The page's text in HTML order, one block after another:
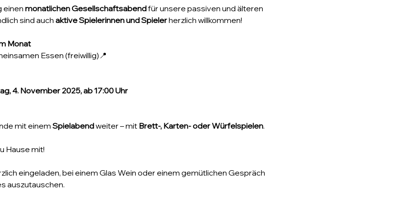
einen monatlichen Gesellschaftsabend für unsere passiven und älteren
sind auch aktive Spielerinnen und Spieler herzlich willkommen!
Monat
Essen (freiwillig)📍
4. November 2025, ab 17:00 Uhr
mit einem Spielabend weiter – mit Brett-, Karten- oder Würfelspielen.
Hause mit!
eingeladen, bei einem Glas Wein oder einem gemütlichen Gespräch
auszutauschen.